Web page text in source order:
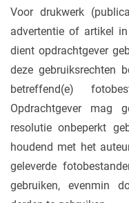
Voor drukwerk
advertentie of artikel
dient opdrachtgever
deze gebruiksrechten
betreffend(e)
Opdrachtgever mag
resolutie onbeperkt
houdend met het
geleverde
gebruiken, evenmin